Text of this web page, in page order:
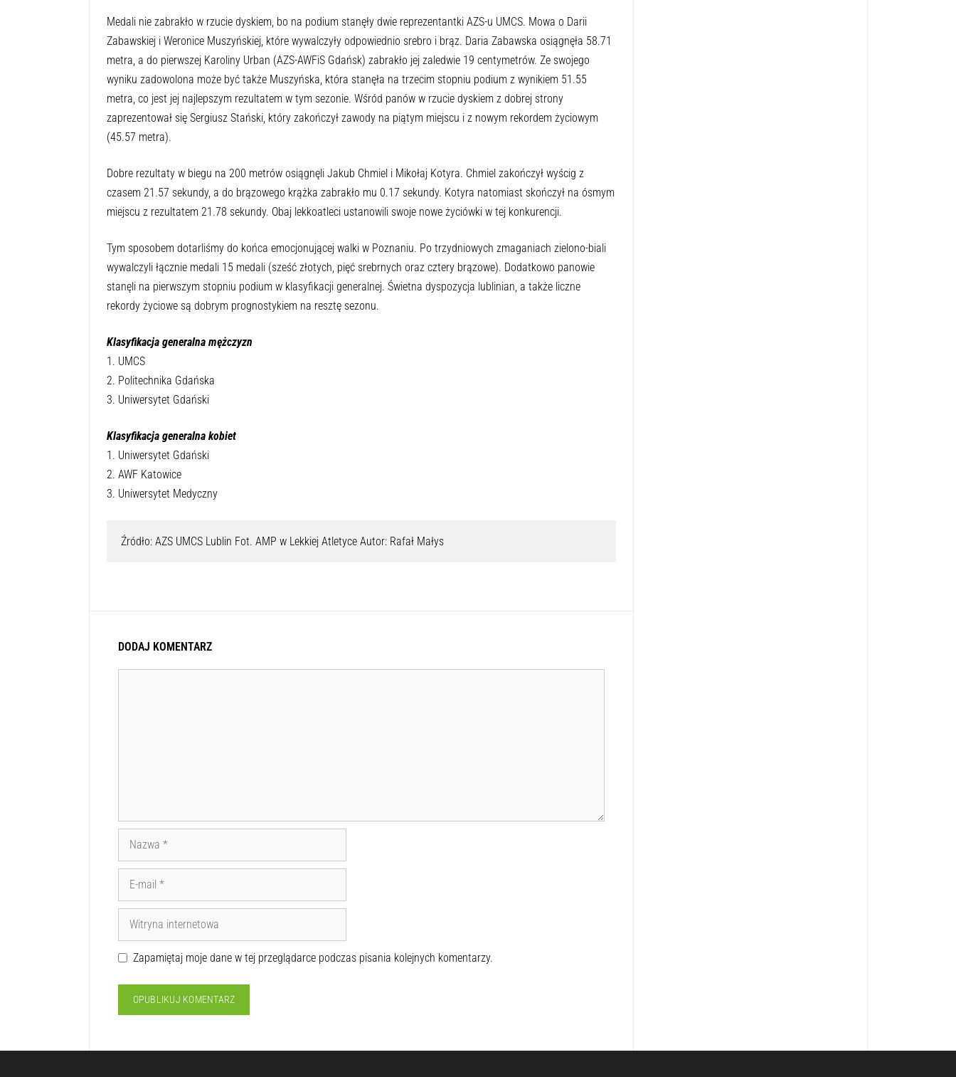
Medali nie zabrakło w rzucie dyskiem, bo na podium stanęły dwie reprezentantki AZS-u UMCS. Mowa o Darii
Zabawskiej i Weronice Muszyńskiej, które wywalczyły odpowiednio srebro i brąz. Daria Zabawska osiągnęła 58.71
metra, a do pierwszej Karoliny Urban (AZS-AWFiS Gdańsk) zabrakło jej zaledwie 19 centymetrów. Ze swojego
wyniku zadowolona może być także Muszyńska, która stanęła na trzecim stopniu podium z wynikiem 51.55
metra, co jest jej najlepszym rezultatem w tym sezonie. Wśród panów w rzucie dyskiem z dobrej strony
zaprezentował się Sergiusz Stański, który zakończył zawody na piątym miejscu i z nowym rekordem życiowym
(45.57 metra).
Dobre rezultaty w biegu na 200 metrów osiągnęli Jakub Chmiel i Mikołaj Kotyra. Chmiel zakończył wyścig z
czasem 21.57 sekundy, a do brązowego krążka zabrakło mu 0.17 sekundy. Kotyra natomiast skończył na ósmym
miejscu z rezultatem 21.78 sekundy. Obaj lekkoatleci ustanowili swoje nowe życiówki w tej konkurencji.
Tym sposobem dotarliśmy do końca emocjonującej walki w Poznaniu. Po trzydniowych zmaganiach zielono-biali
wywalczyli łącznie medali 15 medali (sześć złotych, pięć srebrnych oraz cztery brązowe). Dodatkowo panowie
stanęli na pierwszym stopniu podium w klasyfikacji generalnej. Świetna dyspozycja lublinian, a także liczne
rekordy życiowe są dobrym prognostykiem na resztę sezonu.
Klasyfikacja generalna mężczyzn
1. UMCS
2. Politechnika Gdańska
3. Uniwersytet Gdański
Klasyfikacja generalna kobiet
1. Uniwersytet Gdański
2. AWF Katowice
3. Uniwersytet Medyczny
Źródło: AZS UMCS Lublin Fot. AMP w Lekkiej Atletyce Autor: Rafał Małys
DODAJ KOMENTARZ
Zapamiętaj moje dane w tej przeglądarce podczas pisania kolejnych komentarzy.